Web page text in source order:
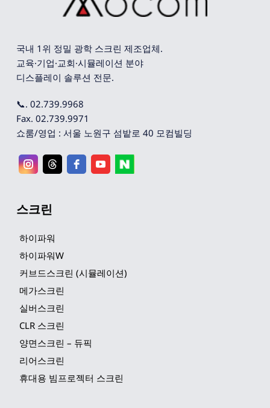
국내 1위 정밀 광학 스크린 제조업체.
교육·기업·교회·시뮬레이션 분야
디스플레이 솔루션 전문.
📞. 02.739.9968
Fax. 02.739.9971
쇼룸/영업 : 서울 노원구 섬밭로 40 모컴빌딩
스크린
하이파워
하이파워W
커브드스크린 (시뮬레이션)
메가스크린
실버스크린
CLR 스크린
양면스크린 – 듀픽
리어스크린
휴대용 빔프로젝터 스크린